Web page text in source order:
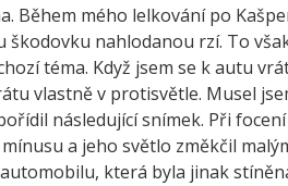
Během mého lelkování po
nahlodanou rzí. To
téma. Když jsem se k autu
vlastně v protisvětle. Musel
následující snímek. Při
a jeho světlo změkčil
která byla jinak